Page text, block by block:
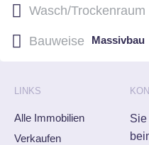
Wasch/Trockenraum
Bauweise Massivbau
LINKS
Alle Immobilien
Verkaufen